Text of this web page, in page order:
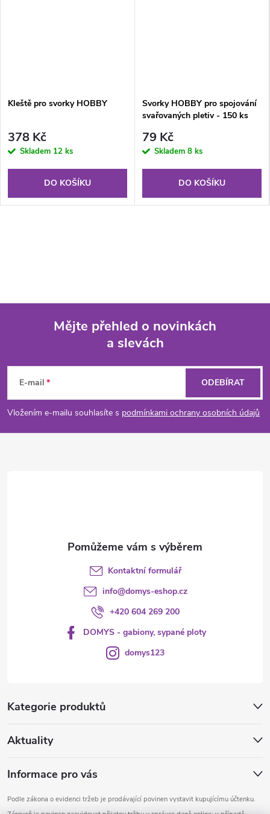
Kleště pro svorky HOBBY
378 Kč
Skladem 12 ks
DO KOŠÍKU
Svorky HOBBY pro spojování
svařovaných pletiv - 150 ks
79 Kč
Skladem 8 ks
DO KOŠÍKU
p
a
Mějte přehled o novinkách
a slevách
E-mail
Vložením e-mailu souhlasíte s podmínkami ochrany osobních údajů
ODEBÍRAT
Kategorie produktů
Aktuality
Informace pro vás
Podle zákona o evidenci tržeb je prodávající povinen vystavit kupujícímu účtenku.
Kontaktní formulář
info@domys-eshop.cz
+420 604 269 200
DOMYS - gabiony, sypané ploty
domys123